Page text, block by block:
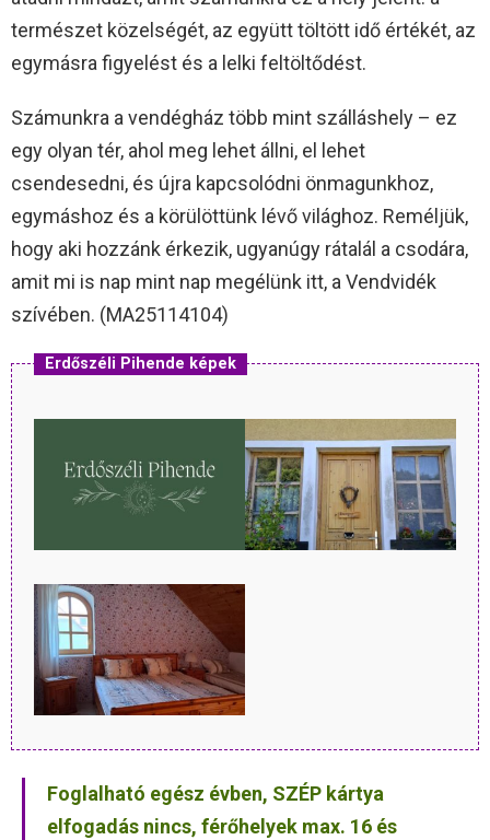
természet közelségét, az együtt töltött idő értékét, az
egymásra figyelést és a lelki feltöltődést.
Számunkra a vendégház több mint szálláshely – ez
egy olyan tér, ahol meg lehet állni, el lehet
csendesedni, és újra kapcsolódni önmagunkhoz,
egymáshoz és a körülöttünk lévő világhoz. Reméljük,
hogy aki hozzánk érkezik, ugyanúgy rátalál a csodára,
amit mi is nap mint nap megélünk itt, a Vendvidék
szívében. (MA25114104)
Erdőszéli Pihende képek
Foglalható egész évben, SZÉP kártya
elfogadás nincs, férőhelyek max. 16 és